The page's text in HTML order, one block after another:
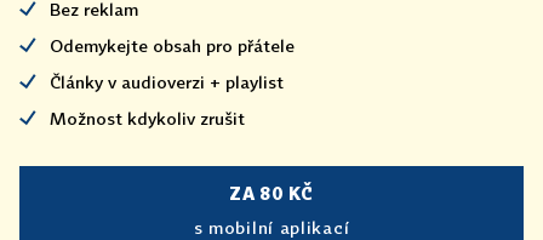
Bez reklam
Odemykejte obsah pro přátele
Články v audioverzi + playlist
Možnost kdykoliv zrušit
ZA 80 KČ
s mobilní aplikací